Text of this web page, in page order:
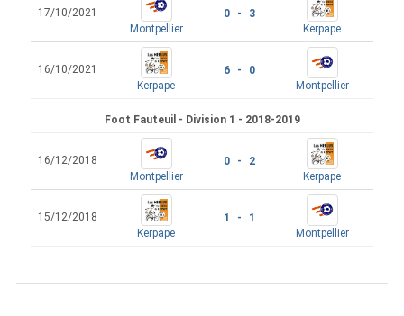
17/10/2021
Montpellier
0 - 3
Kerpape
16/10/2021
Kerpape
6 - 0
Montpellier
Foot Fauteuil - Division 1 - 2018-2019
16/12/2018
Montpellier
0 - 2
Kerpape
15/12/2018
Kerpape
1 - 1
Montpellier